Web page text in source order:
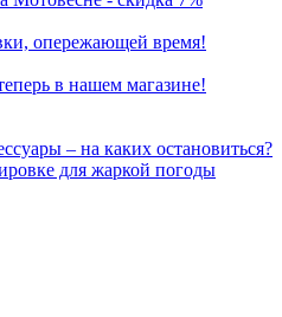
опережающей время!
в нашем магазине!
– на каких остановиться?
для жаркой погоды